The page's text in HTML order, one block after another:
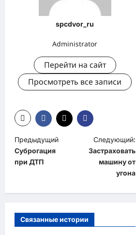
spcdvor_ru
Administrator
Перейти на сайт
Просмотреть все записи
Н
а
а
ц
Предыдущий
Суброгация
при ДТП
Следующий:
Застраховать
машину от
угона
Связанные истории